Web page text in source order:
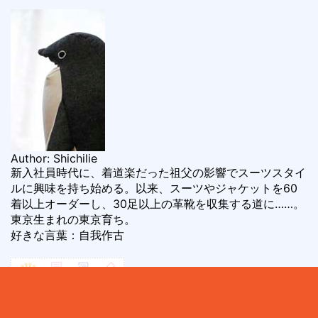
Author: Shichilie
新入社員時代に、着道楽だった祖父の影響でスーツスタイ
ルに興味を持ち始める。以来、スーツやジャケットを60
着以上オーダーし、30足以上の革靴を収集する道に……。
東京生まれの東京育ち。
好きな言葉：自我作古